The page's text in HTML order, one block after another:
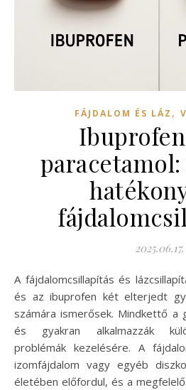
FÁJDALOM ÉS LÁZ ,
2025.06.17.
A fájdalomcsillapítás és lázcsillapítás terén a paracetamol
és az ibuprofen két elterjedt
számára ismerősek. Mindkettő a
és gyakran alkalmazzák
problémák kezelésére. A
izomfájdalom vagy egyéb
életében előfordul, és a